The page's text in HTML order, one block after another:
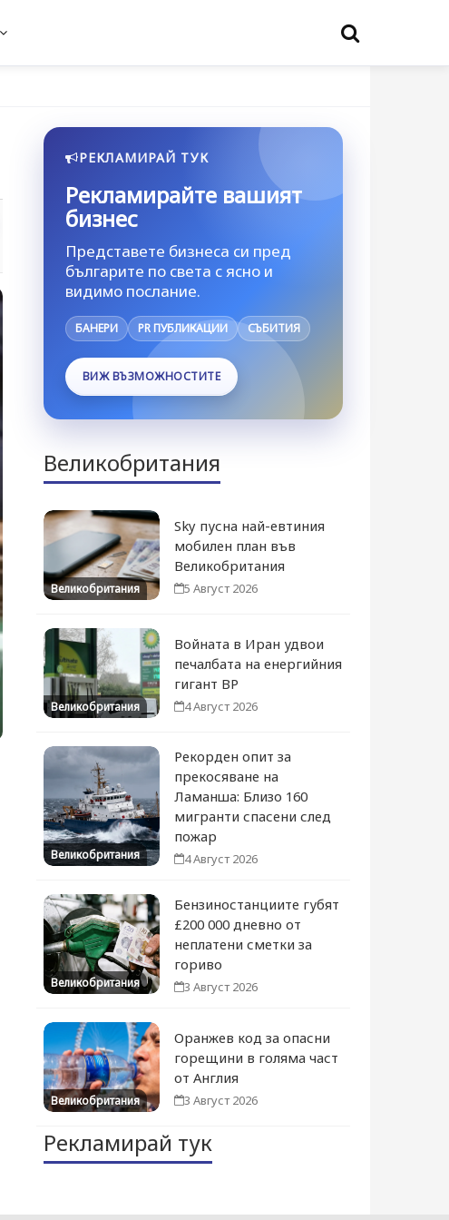
РЕКЛАМИРАЙ ТУК
Рекламирайте вашият
бизнес
Представете бизнеса си пред
българите по света с ясно и
видимо послание.
БАНЕРИ PR ПУБЛИКАЦИИ СЪБИТИЯ
ВИЖ ВЪЗМОЖНОСТИТЕ
Великобритания
Великобритания
Sky пусна най-евтиния
мобилен план във
Великобритания
5 Август 2026
Великобритания
Войната в Иран удвои
печалбата на енергийния
гигант BP
4 Август 2026
Великобритания
Рекорден опит за
прекосяване на
Ламанша: Близо 160
мигранти спасени след
пожар
4 Август 2026
Великобритания
Бензиностанциите губят
£200 000 дневно от
неплатени сметки за
гориво
3 Август 2026
Великобритания
Оранжев код за опасни
горещини в голяма част
от Англия
3 Август 2026
Рекламирай тук